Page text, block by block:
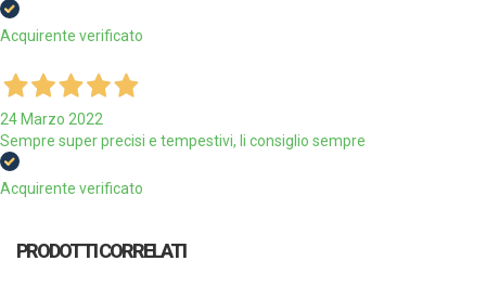
Acquirente verificato
24 Marzo 2022
Sempre super precisi e tempestivi, li consiglio sempre
Acquirente verificato
PRODOTTI CORRELATI